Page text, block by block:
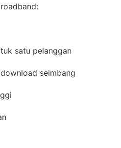
satu pelanggan
seimbang